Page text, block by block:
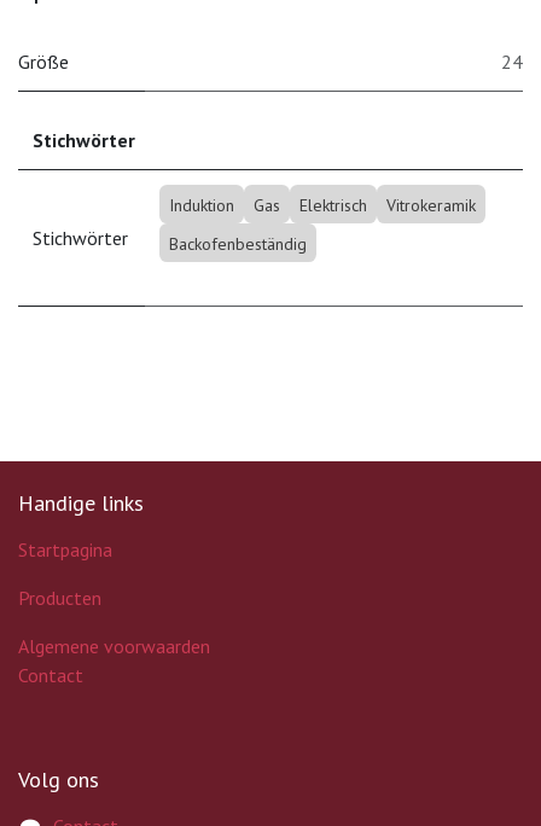
Größe 24
Stichwörter
Stichwörter
Induktion Gas Elektrisch
Vitrokeramik
Backofenbeständig
Handige links
Startpagina
Producten
Algemene voorwaarden
Contact
Volg ons